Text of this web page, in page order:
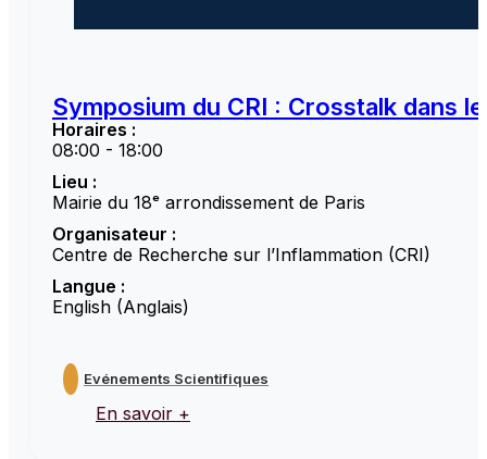
Symposium du CRI : Crosstalk dans
Horaires :
08:00 - 18:00
Lieu :
Mairie du 18ᵉ arrondissement de Paris
Organisateur :
Centre de Recherche sur l’Inflammation (CRI)
Langue :
English (Anglais)
Evénements Scientifiques
En savoir +